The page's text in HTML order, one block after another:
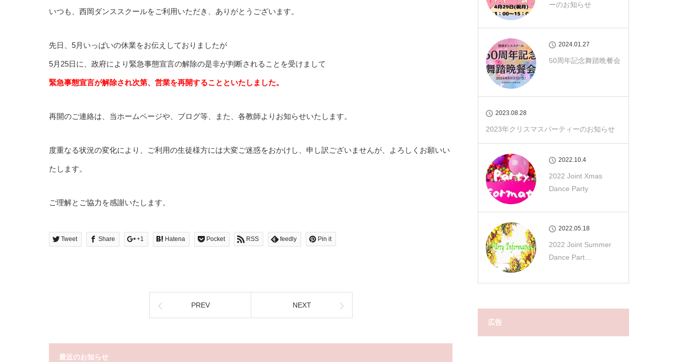
いつも、西岡ダンススクールをご利用いただき、ありがとうございます。
先日、5月いっぱいの休業をお伝えしておりましたが
5月25日に、政府により緊急事態宣言の解除の是非が判断されることを受けまして
緊急事態宣言が解除され次第、営業を再開することといたしました。
再開のご連絡は、当ホームページや、ブログ等、また、各教師よりお知らせいたします。
度重なる状況の変化により、ご利用の生徒様方には大変ご迷惑をおかけし、申し訳ございませんが、よろしくお願いい
たします。
ご理解とご協力を感謝いたします。
Tweet Share +1 Hatena Pocket RSS feedly Pin it
PREV NEXT
最近のお知らせ
ーのお知らせ
2024.01.27
50周年記念舞踏晩餐会
2023.08.28
2023年クリスマスパーティーのお知らせ
2022.10.4
2022 Joint Xmas
Dance Party
2022.05.18
2022 Joint Summer
Dance Part…
広告